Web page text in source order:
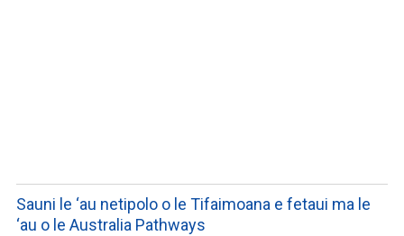
Sauni le ‘au netipolo o le Tifaimoana e fetaui ma le
‘au o le Australia Pathways